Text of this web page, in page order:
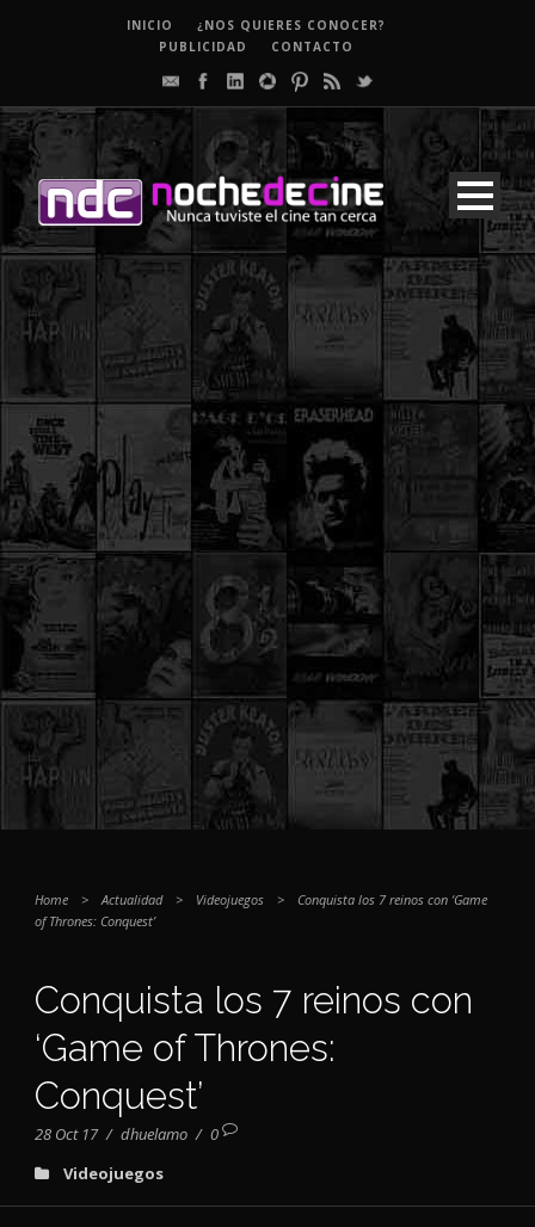
INICIO
¿NOS QUIERES CONOCER?
PUBLICIDAD
CONTACTO
Home > Actualidad > Videojuegos >
Conquista los 7 reinos con ‘Game
of Thrones: Conquest’
Conquista los 7 reinos con
‘Game of Thrones:
Conquest’
28 Oct 17 / dhuelamo / 0
Videojuegos